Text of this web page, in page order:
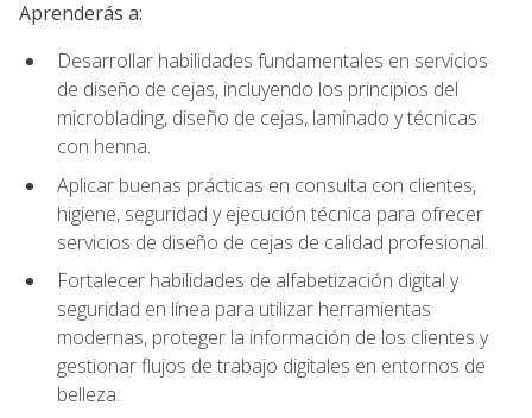
Aprenderás a:
Desarrollar habilidades fundamentales en servicios
de diseño de cejas, incluyendo los principios del
microblading, diseño de cejas, laminado y técnicas
con henna.
Aplicar buenas prácticas en consulta con clientes,
higiene, seguridad y ejecución técnica para ofrecer
servicios de diseño de cejas de calidad profesional.
Fortalecer habilidades de alfabetización digital y
seguridad en línea para utilizar herramientas
modernas, proteger la información de los clientes y
gestionar flujos de trabajo digitales en entornos de
belleza.